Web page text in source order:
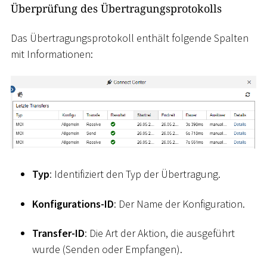
Überprüfung des Übertragungsprotokolls
Das Übertragungsprotokoll enthält folgende Spalten
mit Informationen:
Typ: Identifiziert den Typ der Übertragung.
Konfigurations-ID: Der Name der Konfiguration.
Transfer-ID: Die Art der Aktion, die ausgeführt
wurde (Senden oder Empfangen).